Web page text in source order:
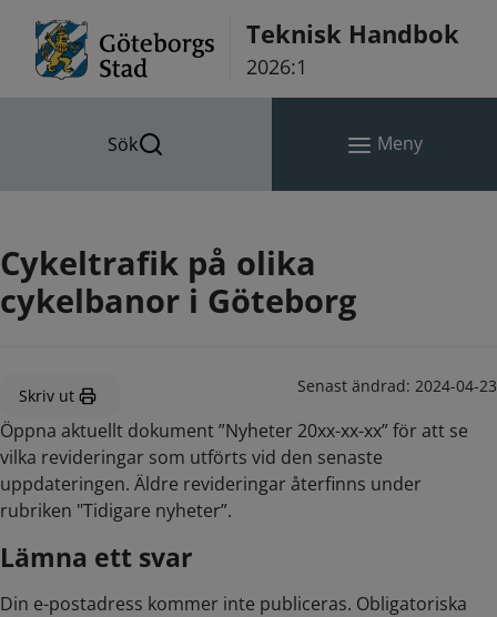
Teknisk Handbok
2026:1
Sök Meny
Cykeltrafik på olika
cykelbanor i Göteborg
Skriv ut Senast ändrad: 2024-04-23
Öppna aktuellt dokument ”Nyheter 20xx-xx-xx” för att se
vilka revideringar som utförts vid den senaste
uppdateringen. Äldre revideringar återfinns under
rubriken "Tidigare nyheter”.
Lämna ett svar
Din e-postadress kommer inte publiceras. Obligatoriska